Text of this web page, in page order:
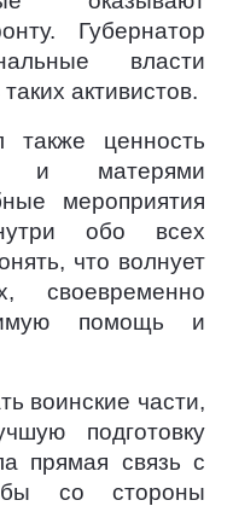
Губернатор
власти
активистов.
также ценность
и матерями
мероприятия
обо всех
что волнует
своевременно
помощь и
воинские части,
подготовку
прямая связь с
со стороны